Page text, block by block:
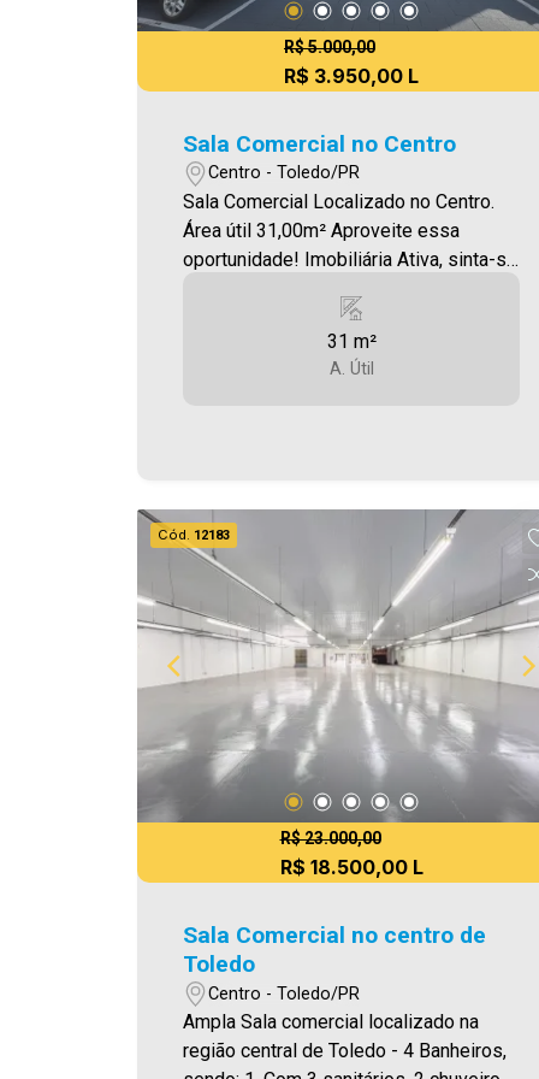
R$ 5.000,00
R$ 3.950,00 L
Sala Comercial no Centro
Centro - Toledo/PR
Sala Comercial Localizado no Centro.
Área útil 31,00m² Aproveite essa
oportunidade! Imobiliária Ativa, sinta-se
31 m²
A. Útil
Cód. 12183
R$ 23.000,00
R$ 18.500,00 L
Sala Comercial no centro de
Toledo
Centro - Toledo/PR
Ampla Sala comercial localizado na
região central de Toledo - 4 Banheiros,